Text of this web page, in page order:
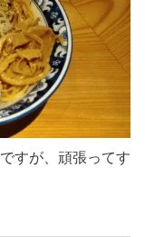
すが、頑張ってす